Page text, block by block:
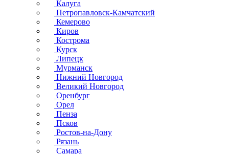
Калуга
Петропавловск-Камчатский
Кемерово
Киров
Кострома
Курск
Липецк
Мурманск
Нижний Новгород
Великий Новгород
Оренбург
Орел
Пенза
Псков
Ростов-на-Дону
Рязань
Самара